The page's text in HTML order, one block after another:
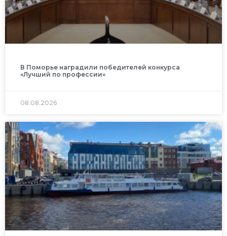
В Поморье наградили победителей конкурса
«Лучший по профессии»
08.08.2026